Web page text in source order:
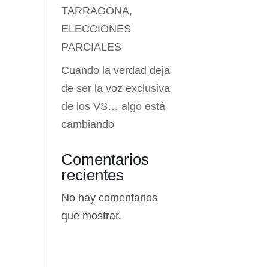
TARRAGONA,
ELECCIONES
PARCIALES
Cuando la verdad deja
de ser la voz exclusiva
de los VS… algo está
cambiando
Comentarios
recientes
No hay comentarios
que mostrar.